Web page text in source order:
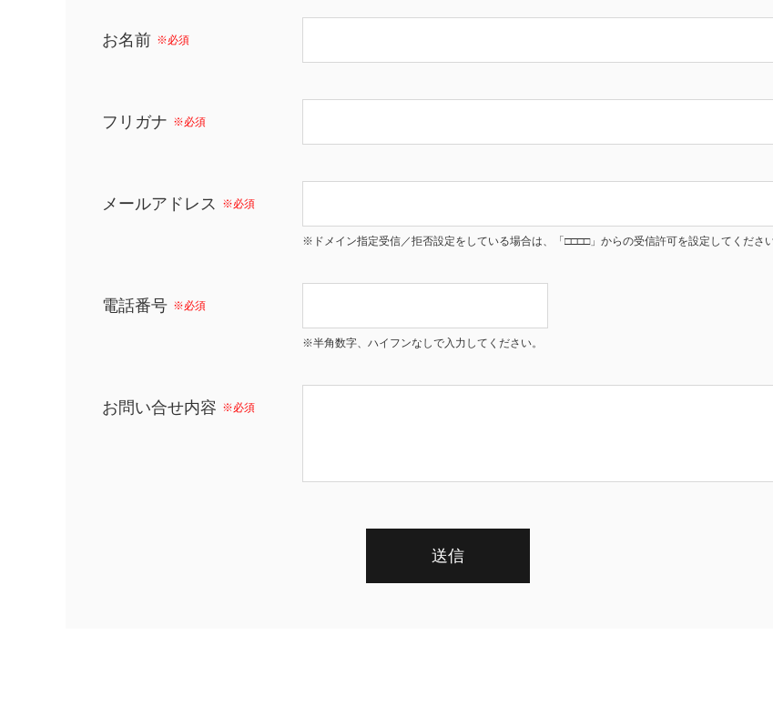
お名前 ※必須
フリガナ ※必須
メールアドレス ※必須
※ドメイン指定受信／拒否設定をしている場合は、「□□□□」からの受信許可を設定してください
電話番号 ※必須
※半角数字、ハイフンなしで入力してください。
お問い合せ内容 ※必須
送信